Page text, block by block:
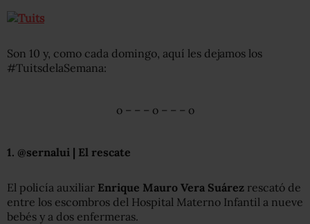
Son 10 y, como cada domingo, aquí les dejamos los
#TuitsdelaSemana:
o – – – o – – – o
1. @sernalui | El rescate
El policía auxiliar Enrique Mauro Vera Suárez rescató de
entre los escombros del Hospital Materno Infantil a nueve
bebés y a dos enfermeras.